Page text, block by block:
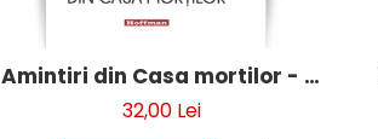
Amintiri din Casa mortilor - F.
M. Dostoievski
32,00 Lei